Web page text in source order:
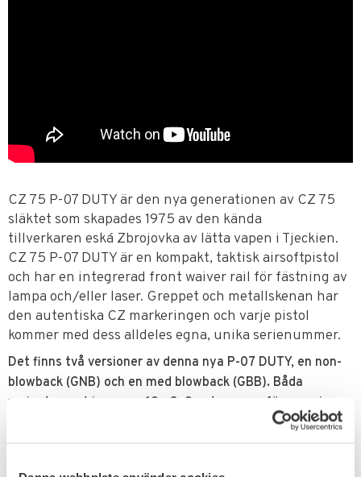
CZ 75 P-07 DUTY är den nya generationen av CZ 75
släktet som skapades 1975 av den kända
tillverkaren eská Zbrojovka av lätta vapen i Tjeckien.
CZ 75 P-07 DUTY är en kompakt, taktisk airsoftpistol
och har en integrerad front waiver rail för fästning av
lampa och/eller laser. Greppet och metallskenan har
den autentiska CZ markeringen och varje pistol
kommer med dess alldeles egna, unika serienummer.
Det finns två versioner av denna nya P-07 DUTY, en non-
blowback (GNB) och en med blowback (GBB). Båda
varianterna drivs av en 12g Co2 patron som förvaras i
greppet genom ett 'easy-load' system och airsoftkulorna
sätts i 'drop-out' magasinet.
Glöm ej att köpa airsoftkulor och drivmedel.